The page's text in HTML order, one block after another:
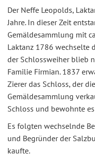
Der Neffe Leopolds,
Jahre. In dieser Zeit
Gemäldesammlung mit
Laktanz 1786 wechselte
der Schlossweiher blieb
Familie Firmian. 1837
Zierer das Schloss, der
Gemäldesammlung
Schloss und bewohnte
Es folgten wechselnde
und Begründer der
kaufte.